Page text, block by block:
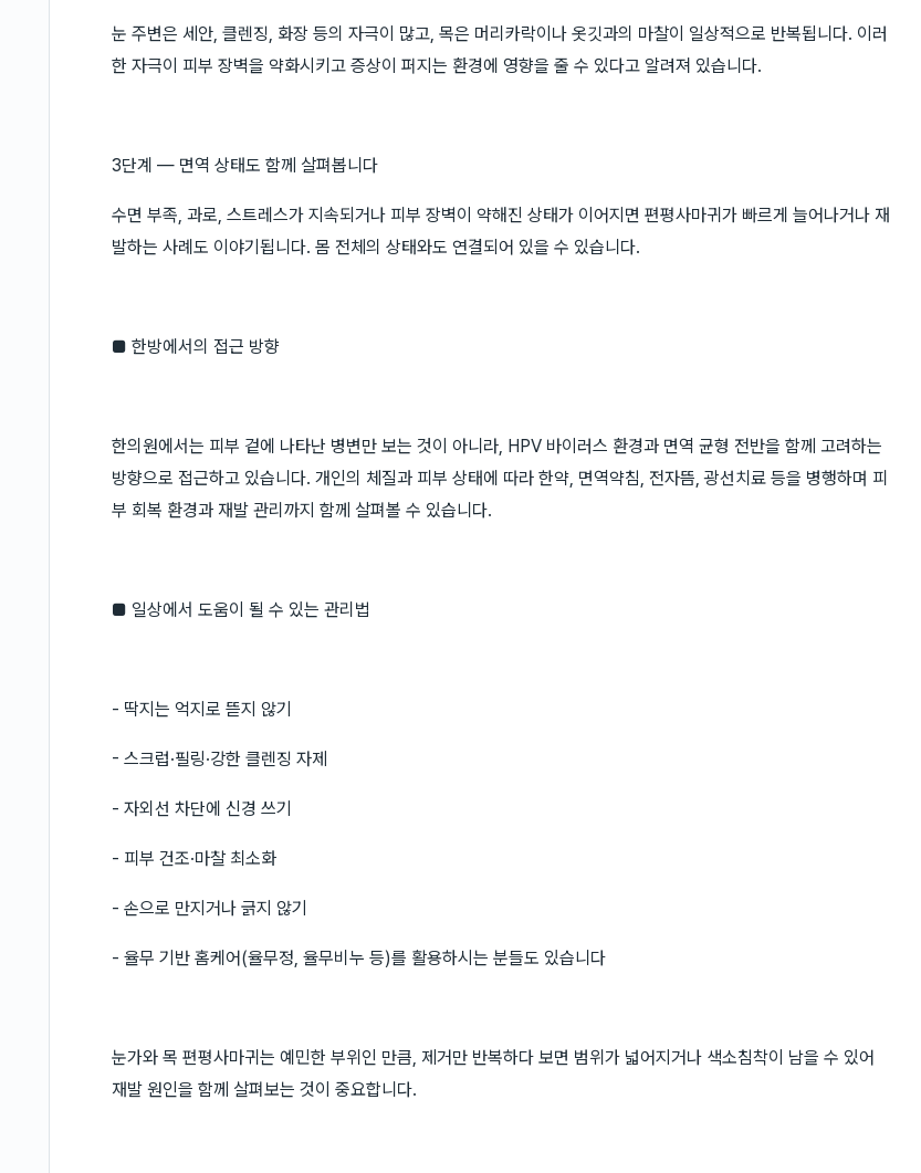
눈 주변은 세안, 클렌징, 화장 등의 자극이 많고, 목은 머리카락이나 옷깃과의 마찰이 일상적으로 반복됩니다. 이러
한 자극이 피부 장벽을 약화시키고 증상이 퍼지는 환경에 영향을 줄 수 있다고 알려져 있습니다.
3단계 — 면역 상태도 함께 살펴봅니다
수면 부족, 과로, 스트레스가 지속되거나 피부 장벽이 약해진 상태가 이어지면 편평사마귀가 빠르게 늘어나거나 재
발하는 사례도 이야기됩니다. 몸 전체의 상태와도 연결되어 있을 수 있습니다.
■ 한방에서의 접근 방향
한의원에서는 피부 겉에 나타난 병변만 보는 것이 아니라, HPV 바이러스 환경과 면역 균형 전반을 함께 고려하는
방향으로 접근하고 있습니다. 개인의 체질과 피부 상태에 따라 한약, 면역약침, 전자뜸, 광선치료 등을 병행하며 피
부 회복 환경과 재발 관리까지 함께 살펴볼 수 있습니다.
■ 일상에서 도움이 될 수 있는 관리법
- 딱지는 억지로 뜯지 않기
- 스크럽·필링·강한 클렌징 자제
- 자외선 차단에 신경 쓰기
- 피부 건조·마찰 최소화
- 손으로 만지거나 긁지 않기
- 율무 기반 홈케어(율무정, 율무비누 등)를 활용하시는 분들도 있습니다
눈가와 목 편평사마귀는 예민한 부위인 만큼, 제거만 반복하다 보면 범위가 넓어지거나 색소침착이 남을 수 있어
재발 원인을 함께 살펴보는 것이 중요합니다.